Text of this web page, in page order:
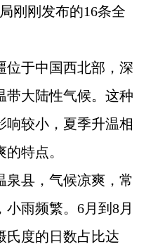
刚刚发布的16条全
位于中国西北部，深
带大陆性气候。这种
响较小，夏季升温相
特点。
泉县，气候凉爽，常
雨频繁。6月到8月
氏度的日数占比达